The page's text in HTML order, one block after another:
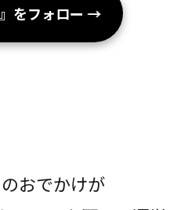
をフォロー →
おでかけが